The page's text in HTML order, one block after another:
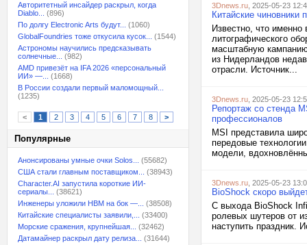
Авторитетный инсайдер раскрыл, когда
Diablo...
(896)
По долгу Electronic Arts будут...
(1060)
GlobalFoundries тоже откусила кусок...
(1544)
Астрономы научились предсказывать
солнечные...
(982)
AMD привезёт на IFA 2026 «персональный
ИИ» —...
(1668)
В России создали первый маломощный...
(1235)
< 1 2 3 4 5 6 7 8 >
Популярные
Анонсированы умные очки Solos...
(55682)
США стали главным поставщиком...
(38943)
Character.AI запустила короткие ИИ-
сериалы...
(38621)
Инженеры уложили HBM на бок —...
(38508)
Китайские специалисты заявили,...
(33400)
Морские сражения, крупнейшая...
(32462)
Датамайнер раскрыл дату релиза...
(31644)
3Dnews.ru , 2025-05-23
Китайские
Известно, что именно
литографического
масштабную
из Нидерландов
отрасли. Источник...
3Dnews.ru , 2025-05-23
Репортаж со стенда
профессионалов
MSI представила
передовые
модели,
3Dnews.ru , 2025-05-23
BioShock скоро
С выхода BioShock
ролевых шутеров от
наступить праздник.